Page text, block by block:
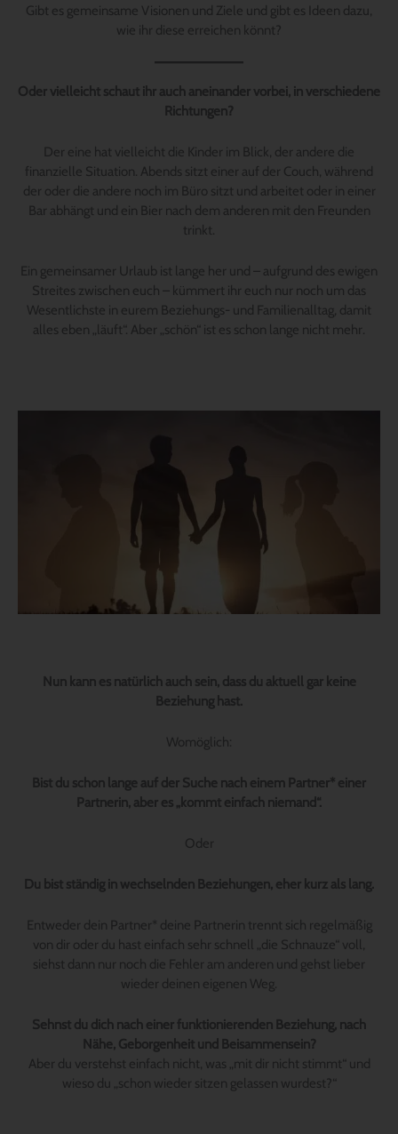
Gibt es gemeinsame Visionen und Ziele und gibt es Ideen dazu,
wie ihr diese erreichen könnt?
Oder vielleicht schaut ihr auch aneinander vorbei, in verschiedene
Richtungen?
Der eine hat vielleicht die Kinder im Blick, der andere die
finanzielle Situation. Abends sitzt einer auf der Couch, während
der oder die andere noch im Büro sitzt und arbeitet oder in einer
Bar abhängt und ein Bier nach dem anderen mit den Freunden
trinkt.
Ein gemeinsamer Urlaub ist lange her und – aufgrund des ewigen
Streites zwischen euch – kümmert ihr euch nur noch um das
Wesentlichste in eurem Beziehungs- und Familienalltag, damit
alles eben „läuft“. Aber „schön“ ist es schon lange nicht mehr.
Nun kann es natürlich auch sein, dass du aktuell gar keine
Beziehung hast.
Womöglich:
Bist du schon lange auf der Suche nach einem Partner* einer
Partnerin, aber es „kommt einfach niemand“.
Oder
Du bist ständig in wechselnden Beziehungen, eher kurz als lang.
Entweder dein Partner* deine Partnerin trennt sich regelmäßig
von dir oder du hast einfach sehr schnell „die Schnauze“ voll,
siehst dann nur noch die Fehler am anderen und gehst lieber
wieder deinen eigenen Weg.
Sehnst du dich nach einer funktionierenden Beziehung, nach
Nähe, Geborgenheit und Beisammensein?
Aber du verstehst einfach nicht, was „mit dir nicht stimmt“ und
wieso du „schon wieder sitzen gelassen wurdest?“